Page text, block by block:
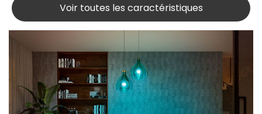
Voir toutes les caractéristiques